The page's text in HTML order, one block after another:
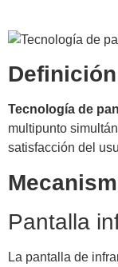
Tecnología de
multipunto
satisfacción del
Pantalla
La pantalla de